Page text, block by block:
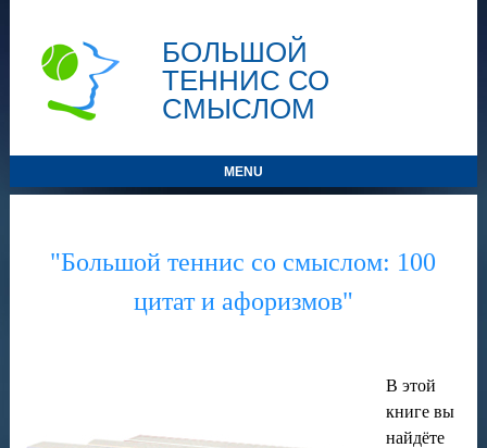
БОЛЬШОЙ
ТЕННИС СО
СМЫСЛОМ
MENU
"Большой теннис со смыслом: 100
цитат и афоризмов"
В этой
книге вы
найдёте